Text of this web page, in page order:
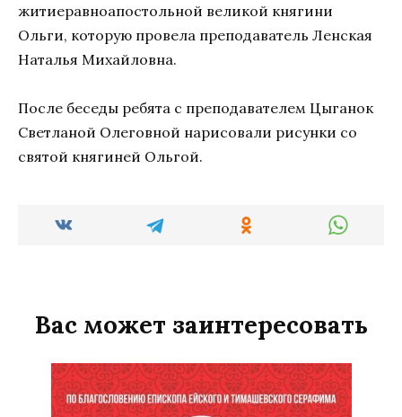
житиеравноапостольной великой княгини
Ольги, которую провела преподаватель Ленская
Наталья Михайловна.
После беседы ребята с преподавателем Цыганок
Светланой Олеговной нарисовали рисунки со
святой княгиней Ольгой.
Вас может заинтересовать